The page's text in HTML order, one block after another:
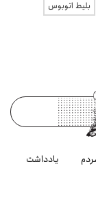
بلیط اتوبوس
یادداشت